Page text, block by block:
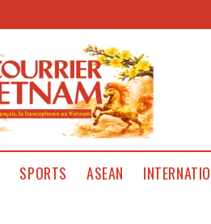
SPORTS ASEAN